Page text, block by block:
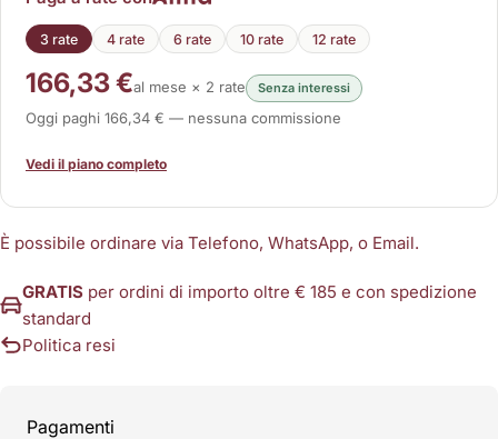
3 rate 4 rate 6 rate 10 rate 12 rate
166,33 €al mese × 2 rate Senza interessi
Oggi paghi 166,34 € — nessuna commissione
Vedi il piano completo
È possibile ordinare via Telefono, WhatsApp, o Email.
GRATIS per ordini di importo oltre € 185 e con spedizione
standard
Politica resi
Pagamenti
Metodi